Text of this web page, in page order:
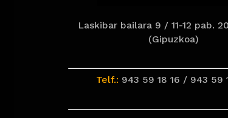
Laskibar bailara 9 / 11-12 pab.
(Gipuzkoa)
Telf.: 943 59 18 16 / 943 59